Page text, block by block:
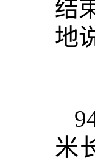
结
地
米